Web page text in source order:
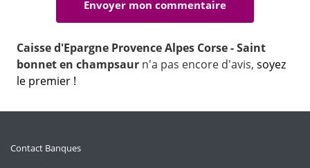
Caisse d'Epargne Provence Alpes Corse - Saint
bonnet en champsaur n'a pas encore d'avis, soyez
le premier !
Contact Banques